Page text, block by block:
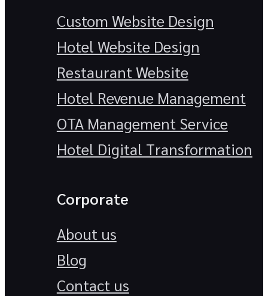
Custom Website Design
Hotel Website Design
Restaurant Website
Hotel Revenue Management
OTA Management Service
Hotel Digital Transformation
Corporate
About us
Blog
Contact us